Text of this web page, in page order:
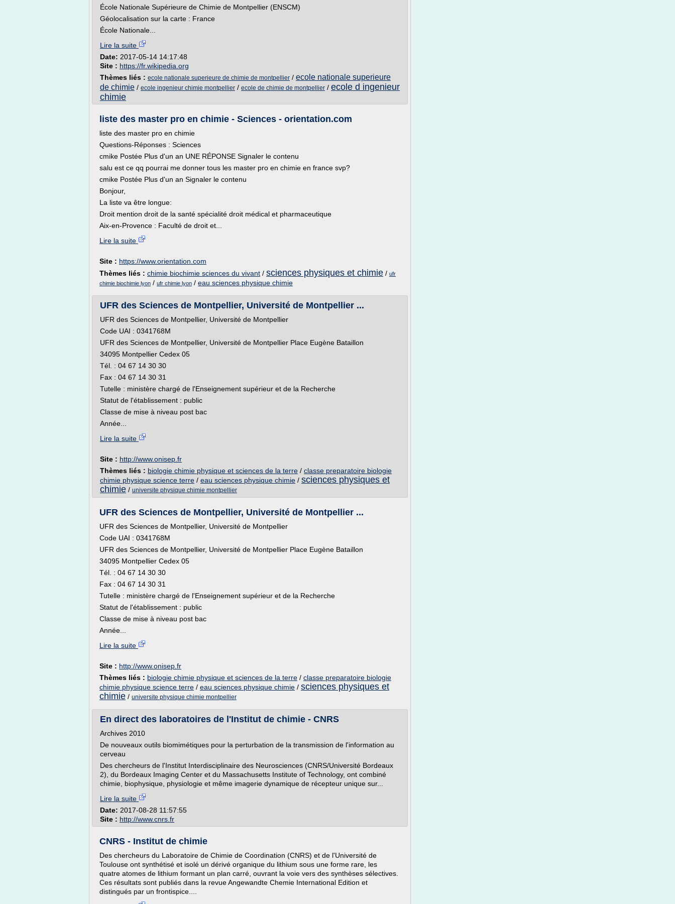
École Nationale Supérieure de Chimie de Montpellier (ENSCM)
Géolocalisation sur la carte : France
École Nationale...
Lire la suite
Date: 2017-05-14 14:17:48
Site : https://fr.wikipedia.org
Thèmes liés : ecole nationale superieure de chimie de montpellier / ecole nationale superieure
de chimie / ecole ingenieur chimie montpellier / ecole de chimie de montpellier / ecole d ingenieur
chimie
liste des master pro en chimie - Sciences - orientation.com
liste des master pro en chimie
Questions-Réponses : Sciences
cmike Postée Plus d'un an UNE RÉPONSE Signaler le contenu
salu est ce qq pourrai me donner tous les master pro en chimie en france svp?
cmike Postée Plus d'un an Signaler le contenu
Bonjour,
La liste va être longue:
Droit mention droit de la santé spécialité droit médical et pharmaceutique
Aix-en-Provence : Faculté de droit et...
Lire la suite
Site : https://www.orientation.com
Thèmes liés : chimie biochimie sciences du vivant / sciences physiques et chimie / ufr
chimie biochimie lyon / ufr chimie lyon / eau sciences physique chimie
UFR des Sciences de Montpellier, Université de Montpellier ...
UFR des Sciences de Montpellier, Université de Montpellier
Code UAI : 0341768M
UFR des Sciences de Montpellier, Université de Montpellier Place Eugène Bataillon
34095 Montpellier Cedex 05
Tél. : 04 67 14 30 30
Fax : 04 67 14 30 31
Tutelle : ministère chargé de l'Enseignement supérieur et de la Recherche
Statut de l'établissement : public
Classe de mise à niveau post bac
Année...
Lire la suite
Site : http://www.onisep.fr
Thèmes liés : biologie chimie physique et sciences de la terre / classe preparatoire biologie
chimie physique science terre / eau sciences physique chimie / sciences physiques et
chimie / universite physique chimie montpellier
UFR des Sciences de Montpellier, Université de Montpellier ...
UFR des Sciences de Montpellier, Université de Montpellier
Code UAI : 0341768M
UFR des Sciences de Montpellier, Université de Montpellier Place Eugène Bataillon
34095 Montpellier Cedex 05
Tél. : 04 67 14 30 30
Fax : 04 67 14 30 31
Tutelle : ministère chargé de l'Enseignement supérieur et de la Recherche
Statut de l'établissement : public
Classe de mise à niveau post bac
Année...
Lire la suite
Site : http://www.onisep.fr
Thèmes liés : biologie chimie physique et sciences de la terre / classe preparatoire biologie
chimie physique science terre / eau sciences physique chimie / sciences physiques et
chimie / universite physique chimie montpellier
En direct des laboratoires de l'Institut de chimie - CNRS
Archives 2010
De nouveaux outils biomimétiques pour la perturbation de la transmission de l'information au
cerveau
Des chercheurs de l'Institut Interdisciplinaire des Neurosciences (CNRS/Université Bordeaux
2), du Bordeaux Imaging Center et du Massachusetts Institute of Technology, ont combiné
chimie, biophysique, physiologie et même imagerie dynamique de récepteur unique sur...
Lire la suite
Date: 2017-08-28 11:57:55
Site : http://www.cnrs.fr
CNRS - Institut de chimie
Des chercheurs du Laboratoire de Chimie de Coordination (CNRS) et de l'Université de
Toulouse ont synthétisé et isolé un dérivé organique du lithium sous une forme rare, les
quatre atomes de lithium formant un plan carré, ouvrant la voie vers des synthèses sélectives.
Ces résultats sont publiés dans la revue Angewandte Chemie International Edition et
distingués par un frontispice....